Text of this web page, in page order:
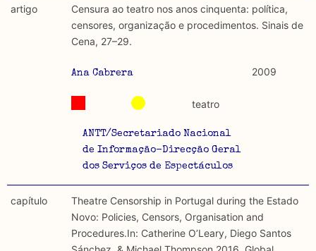
artigo
Censura ao teatro nos anos cinquenta: política,
censores, organização e procedimentos. Sinais de
Cena, 27–29.
Ana Cabrera 2009
ANTT/Secretariado Nacional
de Informação-Direcção Geral
dos Serviços de Espectáculos
teatro
capítulo
Theatre Censorship in Portugal during the Estado
Novo: Policies, Censors, Organisation and
Procedures.In: Catherine O’Leary, Diego Santos